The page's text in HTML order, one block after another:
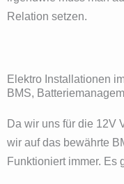
Relation setzen.
Elektro Installationen
BMS,
Da wir uns für die 12V
wir auf das bewährte
Funktioniert immer. Es